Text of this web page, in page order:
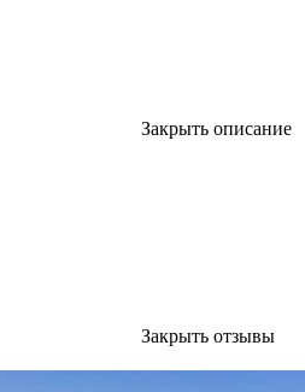
Закрыть описание
Закрыть отзывы